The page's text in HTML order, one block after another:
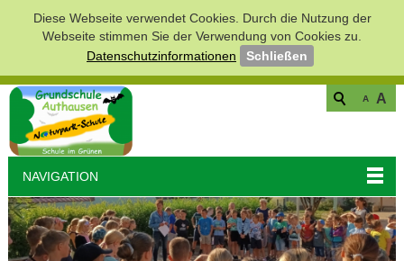
Diese Webseite verwendet Cookies. Durch die Nutzung der
Webseite stimmen Sie der Verwendung von Cookies zu.
Datenschutzinformationen
Schließen
A A
NAVIGATION